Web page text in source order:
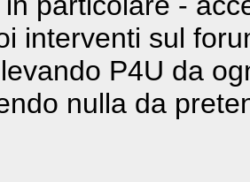
interventi sul
P4U da
nulla da